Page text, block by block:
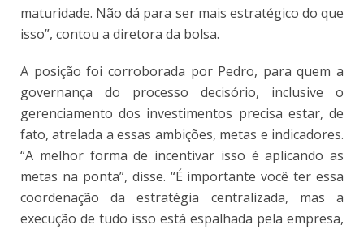
maturidade. Não dá para ser mais estratégico do que
isso”, contou a diretora da bolsa.
A posição foi corroborada por Pedro, para quem a
governança do processo decisório, inclusive o
gerenciamento dos investimentos precisa estar, de
fato, atrelada a essas ambições, metas e indicadores.
“A melhor forma de incentivar isso é aplicando as
metas na ponta”, disse. “É importante você ter essa
coordenação da estratégia centralizada, mas a
execução de tudo isso está espalhada pela empresa,